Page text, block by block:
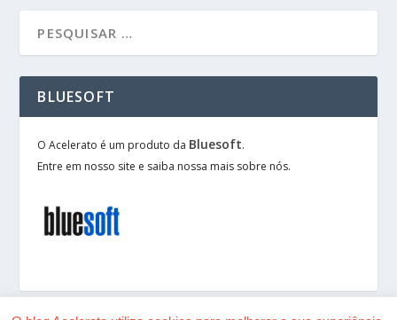
BLUESOFT
O Acelerato é um produto da Bluesoft.
Entre em nosso site e saiba nossa mais sobre nós.